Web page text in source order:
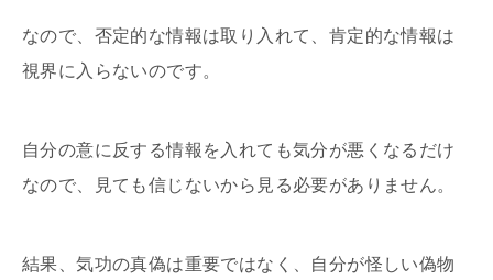
なので、否定的な情報は取り入れて、肯定的な情報は
視界に入らないのです。
自分の意に反する情報を入れても気分が悪くなるだけ
なので、見ても信じないから見る必要がありません。
結果、気功の真偽は重要ではなく、自分が怪しい偽物